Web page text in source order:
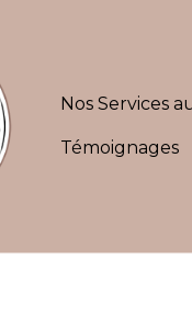
Nos Services
Témoignages